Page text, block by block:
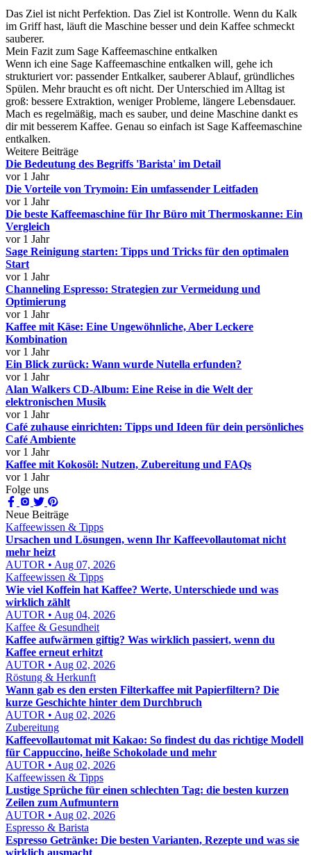
Das Ziel ist nicht Perfektion. Das Ziel ist Kontrolle. Wenn du Kalk
im Griff hast, läuft die Maschine besser und dein Kaffee schmeckt
sauberer.
Mein Fazit zum Sage Kaffeemaschine entkalken
Wenn ich eine Sage Kaffeemaschine entkalken will, gehe ich
strukturiert vor: passender Entkalker, sauberer Ablauf, gründliches
Spülen. Mehr braucht es oft nicht. Der Unterschied im Alltag ist
groß: bessere Extraktion, weniger Probleme, längere Lebensdauer.
Mach es regelmäßig, mach es sauber, und deine Maschine dankt es
dir mit besserem Kaffee. Genau so einfach ist Sage Kaffeemaschine
entkalken.
Weitere Beiträge
Die Bedeutung des Begriffs 'Barista' im Detail
vor 1 Jahr
Die Vorteile von Trymoin: Ein umfassender Leitfaden
vor 1 Jahr
Die beste Kaffeemaschine für Ihr Büro mit Thermoskanne: Ein
Vergleich
vor 1 Jahr
Sage Reinigung starten: Tipps und Tricks für den optimalen
Start
vor 1 Jahr
Channeling Espresso: Strategien zur Vermeidung und
Optimierung
vor 1 Jahr
Kaffee mit Käse: Eine Ungewöhnliche, Aber Leckere
Kombination
vor 1 Jahr
Ein Blick zurück: Wann wurde Nutella erfunden?
vor 1 Jahr
Alan Walkers CD-Album: Eine Reise in die Welt der
elektronischen Musik
vor 1 Jahr
Café zuhause einrichten: Tipps und Ideen für dein persönliches
Café Ambiente
vor 1 Jahr
Kaffee mit Kokosöl: Nutzen, Zubereitung und FAQs
vor 1 Jahr
Folge uns
Neue Beiträge
Kaffeewissen & Tipps
Ursachen und Lösungen, wenn Ihr Kaffeevollautomat nicht
mehr heizt
AUTOR • Aug 07, 2026
Kaffeewissen & Tipps
Wie viel Koffein hat Kaffee? Werte, Unterschiede und was
wirklich zählt
AUTOR • Aug 04, 2026
Kaffee & Gesundheit
Kaffee aufwärmen giftig? Was wirklich passiert, wenn du
Kaffee erneut erhitzt
AUTOR • Aug 02, 2026
Röstung & Herkunft
Wann gab es den ersten Filterkaffee mit Papierfiltern? Die
kurze Geschichte hinter dem Durchbruch
AUTOR • Aug 02, 2026
Zubereitung
Kaffeevollautomat mit Kakao: So findest du das richtige Modell
für Cappuccino, heiße Schokolade und mehr
AUTOR • Aug 02, 2026
Kaffeewissen & Tipps
Lustige Sprüche für einen schlechten Tag: die besten kurzen
Zeilen zum Aufmuntern
AUTOR • Aug 02, 2026
Espresso & Barista
Espresso Getränke: Die besten Varianten, Rezepte und was sie
wirklich ausmacht